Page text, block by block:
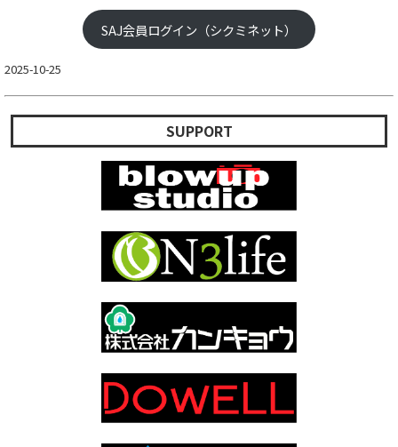
SAJ会員ログイン（シクミネット）
2025-10-25
SUPPORT